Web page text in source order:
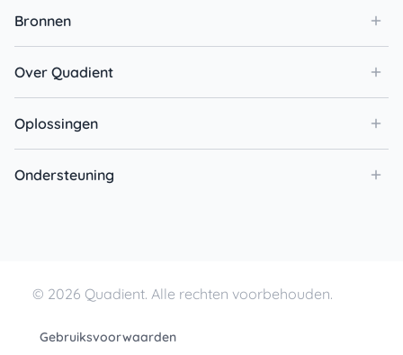
Bronnen
Over Quadient
Oplossingen
Ondersteuning
© 2026 Quadient. Alle rechten voorbehouden.
Gebruiksvoorwaarden